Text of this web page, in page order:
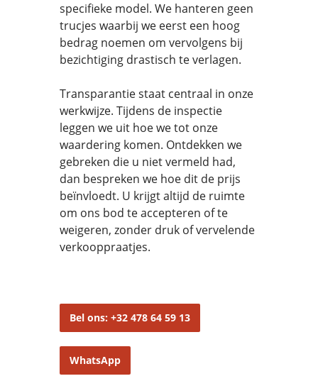
specifieke model. We hanteren geen
trucjes waarbij we eerst een hoog
bedrag noemen om vervolgens bij
bezichtiging drastisch te verlagen.
Transparantie staat centraal in onze
werkwijze. Tijdens de inspectie
leggen we uit hoe we tot onze
waardering komen. Ontdekken we
gebreken die u niet vermeld had,
dan bespreken we hoe dit de prijs
beïnvloedt. U krijgt altijd de ruimte
om ons bod te accepteren of te
weigeren, zonder druk of vervelende
verkooppraatjes.
Bel ons: +32 478 64 59 13
WhatsApp